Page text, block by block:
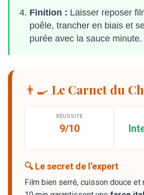
Finition : Laisser reposer
poêle, trancher en biais et
purée avec la sauce minute.
👨‍🍳 Le Carnet du
RÉUSSITE
9/10
🔍 Le secret de l’expert
Film bien serré, cuisson douce